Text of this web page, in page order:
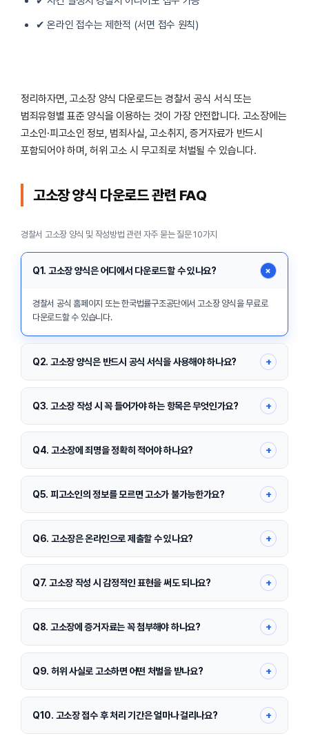
✔ 온라인 접수는 제한적 (서면 접수 원칙)
정리하자면, 고소장 양식 다운로드는 경찰서 공식 서식 또는
범죄유형별 표준 양식을 이용하는 것이 가장 안전합니다. 고소장에는
고소인·피고소인 정보, 범죄사실, 고소취지, 증거자료가 반드시
포함되어야 하며, 허위 고소 시 무고죄로 처벌될 수 있습니다.
고소장 양식 다운로드 관련 FAQ
경찰서 고소장 양식 및 작성방법 관련 자주 묻는 질문 10가지
Q1. 고소장 양식은 어디에서 다운로드할 수 있나요? +
경찰서 공식 홈페이지 또는 한국법률구조공단에서 고소장 양식을 무료로
다운로드할 수 있습니다.
Q2. 고소장 양식은 반드시 공식 서식을 사용해야 하나요? +
필수는 아니지만, 경찰서 표준 고소장 양식을 사용하면 접수 거부나 보완 요
청 가능성을 줄일 수 있습니다.
Q3. 고소장 작성 시 꼭 들어가야 하는 항목은 무엇인가요? +
고소인 정보, 피고소인 정보, 고소취지, 범죄사실, 고소이유, 증거자료, 날짜
및 서명이 필수입니다.
Q4. 고소장에 죄명을 정확히 적어야 하나요? +
정확한 죄명을 몰라도 괜찮으며, 범죄사실을 구체적으로 작성하면 수사기
관이 죄명을 판단합니다.
Q5. 피고소인의 정보를 모르면 고소가 불가능한가요? +
이름·주소를 몰라도 외모, 닉네임, 계좌번호, 전화번호 등 특정 가능한 정보
가 있으면 접수 가능합니다.
Q6. 고소장은 온라인으로 제출할 수 있나요? +
일부 민원은 온라인 접수가 가능하지만, 대부분의 고소장은 경찰서 방문 제
출이 원칙입니다.
Q7. 고소장 작성 시 감정적인 표현을 써도 되나요? +
감정 표현보다는 날짜·장소·행위 등 사실 위주로 작성해야 수사에 도움이 됩
니다.
Q8. 고소장에 증거자료는 꼭 첨부해야 하나요? +
필수는 아니지만, 문자·녹취·계좌내역 등 증거가 있으면 수사 개시와 판단에
유리합니다.
Q9. 허위 사실로 고소하면 어떤 처벌을 받나요? +
고의로 허위 고소를 한 경우 무고죄로 처벌받을 수 있으므로 사실만 작성해
야 합니다.
Q10. 고소장 접수 후 처리 기간은 얼마나 걸리나요? +